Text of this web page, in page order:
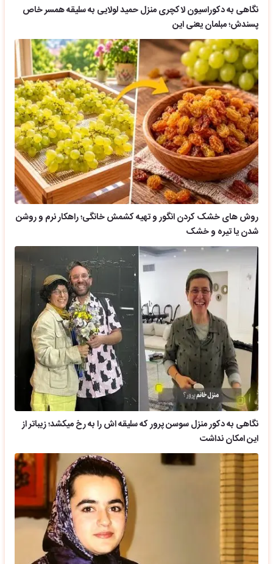
نگاهی به دکوراسیون لاکچری منزل حمید لولایی به سلیقه همسر خاص
پسندش؛ مبلمان یعنی این
روش های خشک کردن انگور و تهیه کشمش خانگی؛ راهکار نرم و روشن
شدن یا تیره و خشک
نگاهی به دکور منزل سوسن پرور که سلیقه اش را به رخ میکشد؛ زیباتر از
این امکان نداشت